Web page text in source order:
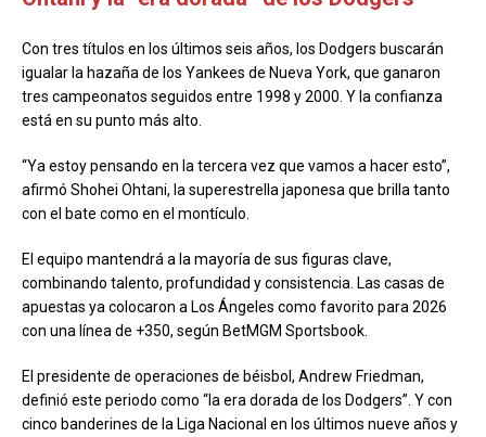
Con tres títulos en los últimos seis años, los Dodgers buscarán
igualar la hazaña de los Yankees de Nueva York, que ganaron
tres campeonatos seguidos entre 1998 y 2000. Y la confianza
está en su punto más alto.
“Ya estoy pensando en la tercera vez que vamos a hacer esto”,
afirmó Shohei Ohtani, la superestrella japonesa que brilla tanto
con el bate como en el montículo.
El equipo mantendrá a la mayoría de sus figuras clave,
combinando talento, profundidad y consistencia. Las casas de
apuestas ya colocaron a Los Ángeles como favorito para 2026
con una línea de +350, según BetMGM Sportsbook.
El presidente de operaciones de béisbol, Andrew Friedman,
definió este periodo como “la era dorada de los Dodgers”. Y con
cinco banderines de la Liga Nacional en los últimos nueve años y